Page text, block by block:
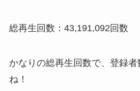
総再生回数：43,191,092回数
かなりの総再生回数で、登録者
ね！